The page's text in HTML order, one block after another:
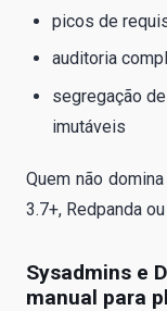
picos de
auditoria
segregação
imutáveis
Quem não
3.7+, Redpanda
Sysadmins e
manual para